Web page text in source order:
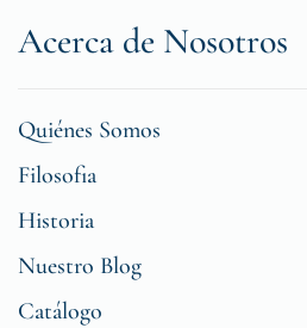
Acerca de Nosotros
Quiénes Somos
Filosofia
Historia
Nuestro Blog
Catálogo